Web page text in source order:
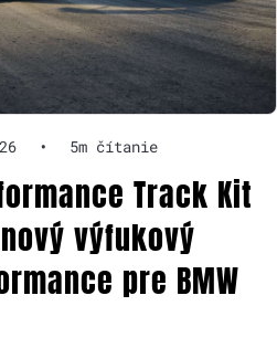
• 5m čítanie
Track Kit
výfukový
pre BMW